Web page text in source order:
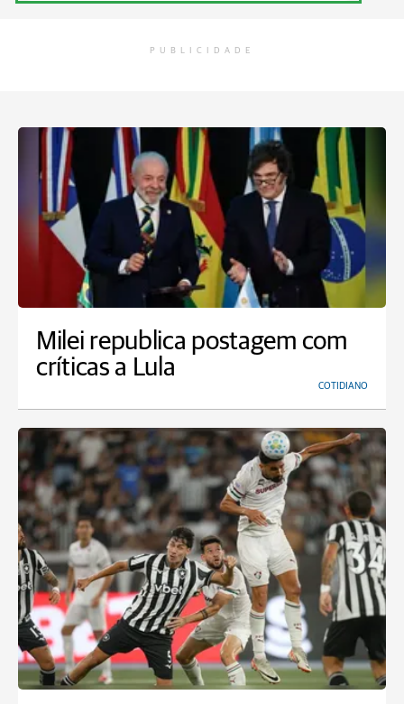
PUBLICIDADE
Milei republica postagem com
críticas a Lula
COTIDIANO